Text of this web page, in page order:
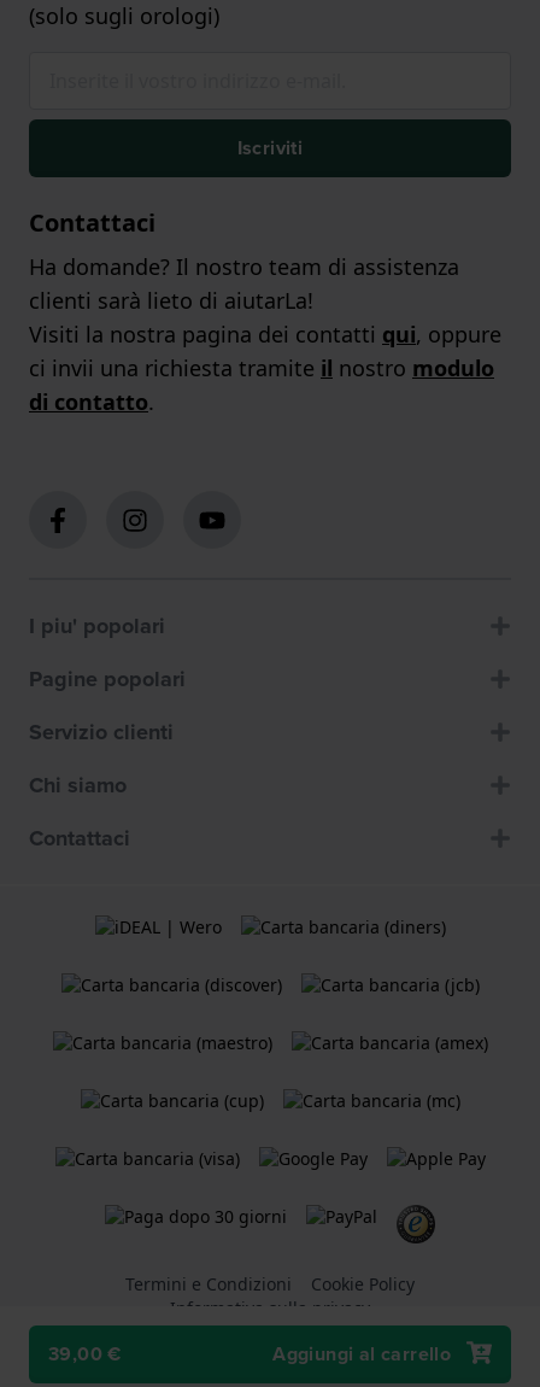
39,00 € Aggiungi al carrello
(solo sugli orologi)
Iscriviti
Contattaci
Ha domande? Il nostro team di assistenza
clienti sarà lieto di aiutarLa!
Visiti la nostra pagina dei contatti qui, oppure
ci invii una richiesta tramite il nostro modulo
di contatto.
I piu' popolari
Pagine popolari
Servizio clienti
Chi siamo
Contattaci
Termini e Condizioni
Cookie Policy
Informativa sulla privacy
Un negozio online di Holland Watch Group B.V.